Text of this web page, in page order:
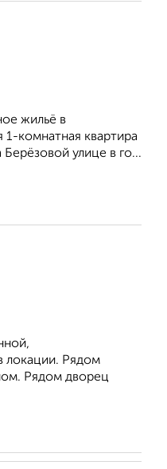
жильё в
комнатная квартира
улице в го...
локации. Рядом
Рядом дворец